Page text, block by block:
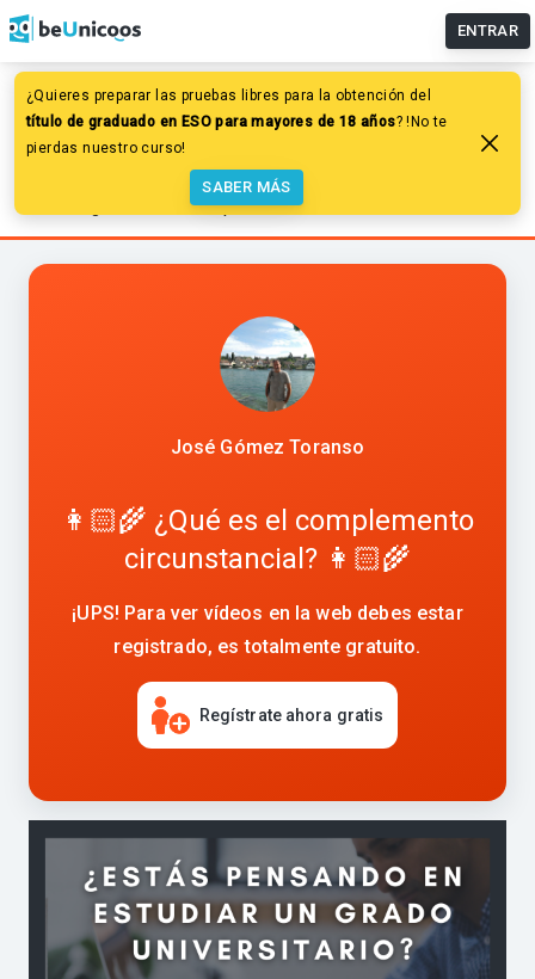
ENTRAR
¿Quieres preparar las pruebas libres para la obtención del
título de graduado en ESO para mayores de 18 años? !No te
pierdas nuestro curso!
SABER MÁS
Lengua y Literatura
Sintaxis de la oración simple
Complementos del verbo o funciones oracionales
👩🏻‍🌾 ¿Qué es el complemento circunstancial? 👩🏻‍🌾
José Gómez Toranso
👩🏻‍🌾 ¿Qué es el complemento
circunstancial? 👩🏻‍🌾
¡UPS! Para ver vídeos en la web debes estar
registrado, es totalmente gratuito.
Regístrate ahora gratis